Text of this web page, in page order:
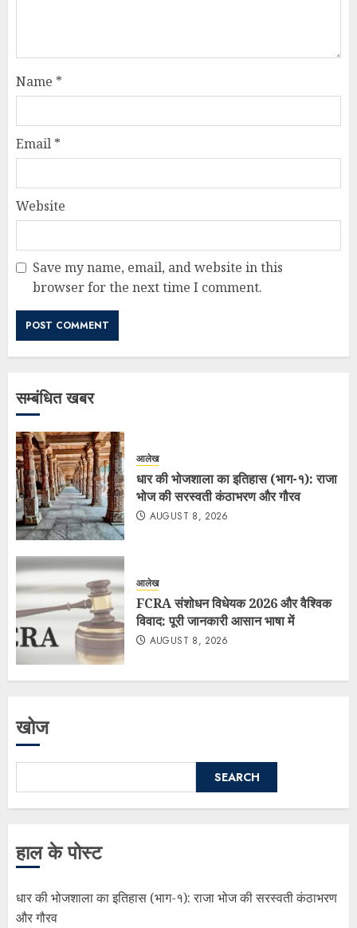
Name *
Email *
Website
Save my name, email, and website in this
browser for the next time I comment.
सम्बंधित खबर
आलेख
धार की भोजशाला का इतिहास (भाग-१): राजा
भोज की सरस्वती कंठाभरण और गौरव
AUGUST 8, 2026
आलेख
FCRA संशोधन विधेयक 2026 और वैश्विक
विवाद: पूरी जानकारी आसान भाषा में
AUGUST 8, 2026
खोज
SEARCH
हाल के पोस्ट
धार की भोजशाला का इतिहास (भाग-१): राजा भोज की सरस्वती कंठाभरण
और गौरव